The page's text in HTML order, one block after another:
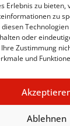
Erlebnis zu
zu
oder
Zustimmung
und
Ablehnen